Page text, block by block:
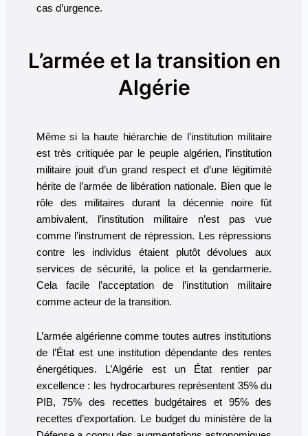
cas d’urgence.
L’armée et la transition en
Algérie
Même si la haute hiérarchie de l’institution militaire
est très critiquée par le peuple algérien, l’institution
militaire jouit d’un grand respect et d’une légitimité
hérite de l’armée de libération nationale. Bien que le
rôle des militaires durant la décennie noire fût
ambivalent, l’institution militaire n’est pas vue
comme l’instrument de répression. Les répressions
contre les individus étaient plutôt dévolues aux
services de sécurité, la police et la gendarmerie.
Cela facile l’acceptation de l’institution militaire
comme acteur de la transition.
L’armée algérienne comme toutes autres institutions
de l’État est une institution dépendante des rentes
énergétiques. L’Algérie est un État rentier par
excellence : les hydrocarbures représentent 35% du
PIB, 75% des recettes budgétaires et 95% des
recettes d’exportation. Le budget du ministère de la